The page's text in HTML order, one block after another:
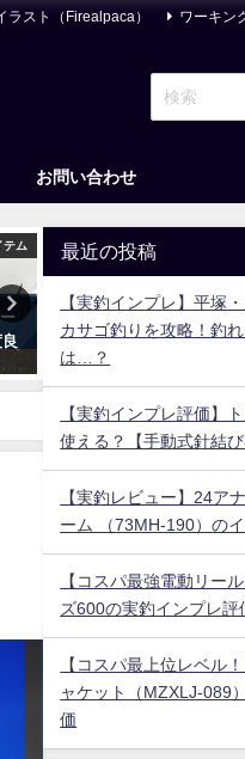
ラスト（Firealpaca） ワーキン
お問い合わせ
テム
國が予測不能すぎて面白
タバレ含む読評】
最近の投稿
【実釣インプレ】平塚
カサゴ釣りを攻略！釣
は…？
【実釣インプレ評価】
使える？【手動式針結び
【実釣レビュー】24ア
ーム （73MH-190）の
【コスパ最強電動リー
ズ600の実釣インプレ評
【コスパ最上位レベル
ャケット（MZXLJ-089
価